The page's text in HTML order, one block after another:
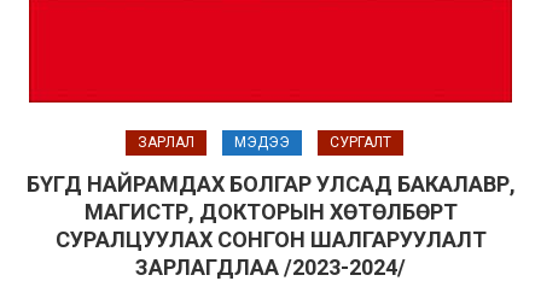
ЗАРЛАЛ МЭДЭЭ СУРГАЛТ
БҮГД НАЙРАМДАХ БОЛГАР УЛСАД БАКАЛАВР,
МАГИСТР, ДОКТОРЫН ХӨТӨЛБӨРТ
СУРАЛЦУУЛАХ СОНГОН ШАЛГАРУУЛАЛТ
ЗАРЛАГДЛАА /2023-2024/